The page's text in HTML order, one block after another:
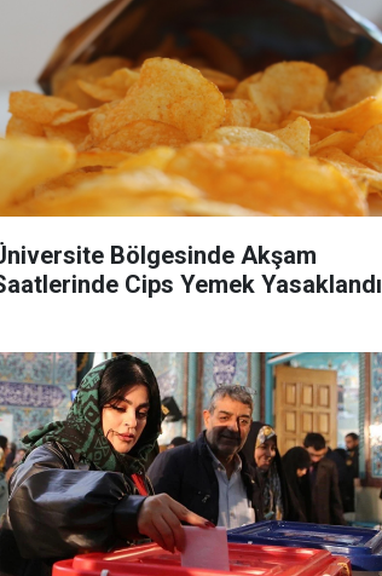
Bölgesinde Akşam
Cips Yemek Yasaklandı